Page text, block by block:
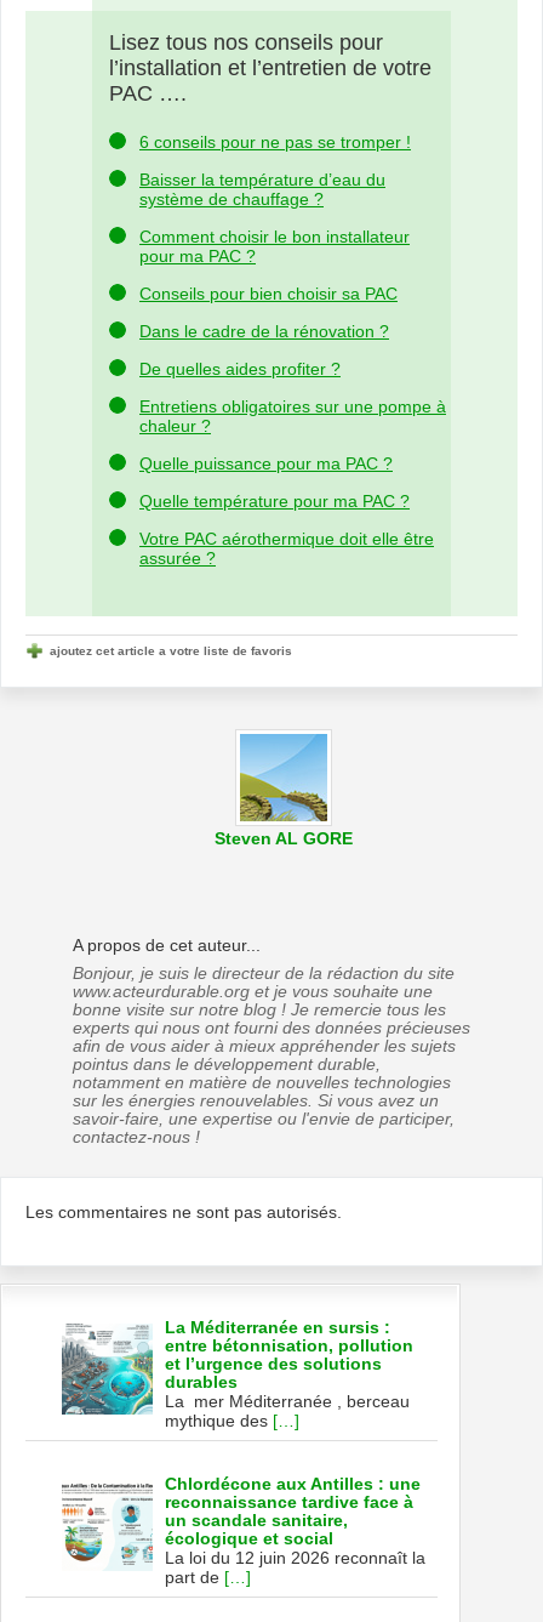
Lisez tous nos conseils pour
l’installation et l’entretien de votre
PAC ….
6 conseils pour ne pas se tromper !
Baisser la température d’eau du
système de chauffage ?
Comment choisir le bon installateur
pour ma PAC ?
Conseils pour bien choisir sa PAC
Dans le cadre de la rénovation ?
De quelles aides profiter ?
Entretiens obligatoires sur une pompe à
chaleur ?
Quelle puissance pour ma PAC ?
Quelle température pour ma PAC ?
Votre PAC aérothermique doit elle être
assurée ?
ajoutez cet article a votre liste de favoris
Steven AL GORE
A propos de cet auteur...
Bonjour, je suis le directeur de la rédaction du site
www.acteurdurable.org et je vous souhaite une
bonne visite sur notre blog ! Je remercie tous les
experts qui nous ont fourni des données précieuses
afin de vous aider à mieux appréhender les sujets
pointus dans le développement durable,
notamment en matière de nouvelles technologies
sur les énergies renouvelables. Si vous avez un
savoir-faire, une expertise ou l'envie de participer,
contactez-nous !
Les commentaires ne sont pas autorisés.
La Méditerranée en sursis :
entre bétonnisation, pollution
et l’urgence des solutions
durables
La mer Méditerranée , berceau
mythique des […]
Chlordécone aux Antilles : une
reconnaissance tardive face à
un scandale sanitaire,
écologique et social
La loi du 12 juin 2026 reconnaît la
part de […]